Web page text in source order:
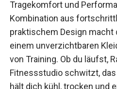
Sportler, der Wert auf
Tragekomfort und
Kombination aus
praktischem Design macht
einem unverzichtbaren
Art von Training. Ob du